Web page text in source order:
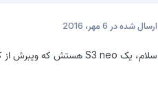
ارسال شده در 6 مهر، 2016
سلام، یک S3 neo هستش که ویبرش از کار افتاده، هزینه تعمیرش حدود چقدر میشه؟